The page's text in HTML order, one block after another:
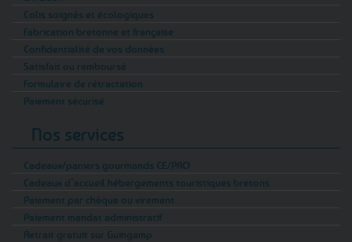
Colis soignés et écologiques
Fabrication bretonne et française
Confidentialité de vos données
Satisfait ou remboursé
Formulaire de rétractation
Paiement sécurisé
Nos services
Cadeaux/paniers gourmands CE/PRO
Cadeaux d’accueil hébergements touristiques bretons
Paiement par chèque ou virement
Paiement mandat administratif
Retrait gratuit sur Guingamp